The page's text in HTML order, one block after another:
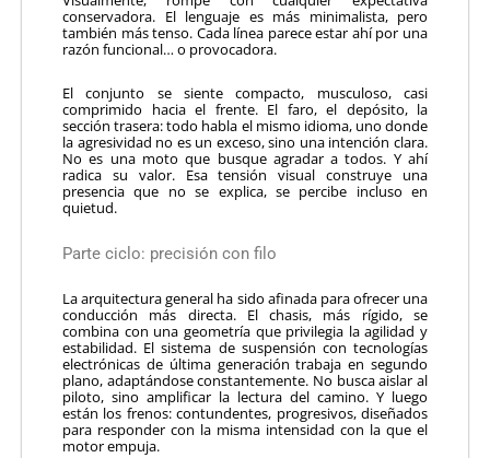
conservadora. El lenguaje es más minimalista, pero
también más tenso. Cada línea parece estar ahí por una
razón funcional… o provocadora.
El conjunto se siente compacto, musculoso, casi
comprimido hacia el frente. El faro, el depósito, la
sección trasera: todo habla el mismo idioma, uno donde
la agresividad no es un exceso, sino una intención clara.
No es una moto que busque agradar a todos. Y ahí
radica su valor. Esa tensión visual construye una
presencia que no se explica, se percibe incluso en
quietud.
Parte ciclo: precisión con filo
La arquitectura general ha sido afinada para ofrecer una
conducción más directa. El chasis, más rígido, se
combina con una geometría que privilegia la agilidad y
estabilidad. El sistema de suspensión con tecnologías
electrónicas de última generación trabaja en segundo
plano, adaptándose constantemente. No busca aislar al
piloto, sino amplificar la lectura del camino. Y luego
están los frenos: contundentes, progresivos, diseñados
para responder con la misma intensidad con la que el
motor empuja.